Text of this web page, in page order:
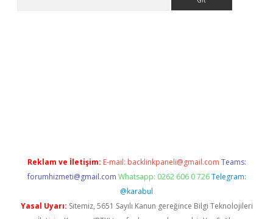
Reklam ve İletişim: E-mail: backlinkpaneli@gmail.com Teams:
forumhizmeti@gmail.com Whatsapp: 0262 606 0 726 Telegram:
@karabul
Yasal Uyarı: Sitemiz, 5651 Sayılı Kanun gereğince Bilgi Teknolojileri